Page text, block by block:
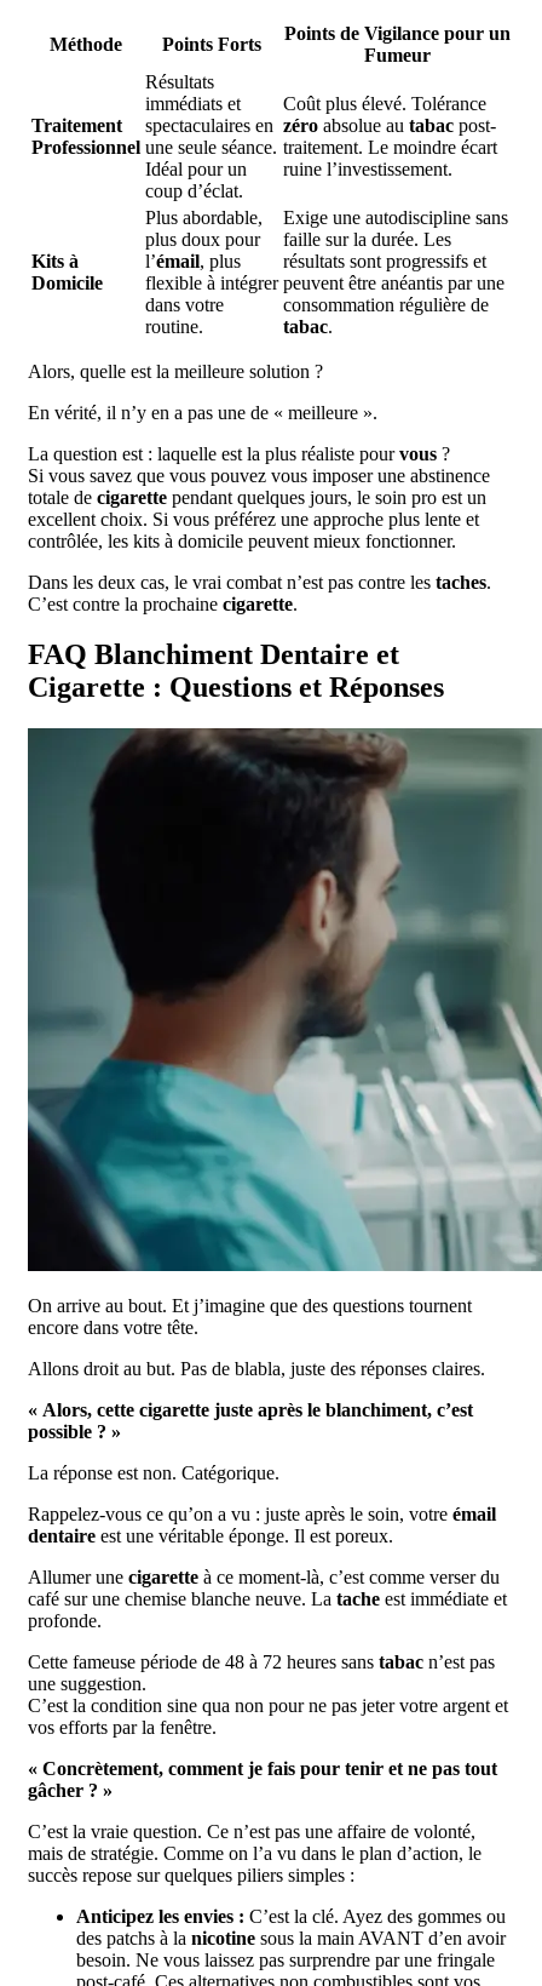
Méthode Points Forts
Points de Vigilance pour un
Fumeur
Traitement
Professionnel
Résultats
immédiats et
spectaculaires en
une seule séance.
Idéal pour un
coup d’éclat.
Coût plus élevé. Tolérance
zéro absolue au tabac post-
traitement. Le moindre écart
ruine l’investissement.
Kits à
Domicile
Plus abordable,
plus doux pour
l’émail, plus
flexible à intégrer
dans votre
routine.
Exige une autodiscipline sans
faille sur la durée. Les
résultats sont progressifs et
peuvent être anéantis par une
consommation régulière de
tabac.
Alors, quelle est la meilleure solution ?
En vérité, il n’y en a pas une de « meilleure ».
La question est : laquelle est la plus réaliste pourvous ?
Si vous savez que vous pouvez vous imposer une abstinence
totale de cigarette pendant quelques jours, le soin pro est un
excellent choix. Si vous préférez une approche plus lente et
contrôlée, les kits à domicile peuvent mieux fonctionner.
Dans les deux cas, le vrai combat n’est pas contre les taches.
C’est contre la prochaine cigarette.
FAQ Blanchiment Dentaire et
Cigarette : Questions et Réponses
On arrive au bout. Et j’imagine que des questions tournent
encore dans votre tête.
Allons droit au but. Pas de blabla, juste des réponses claires.
« Alors, cette cigarette juste après le blanchiment, c’est
possible ? »
La réponse est non. Catégorique.
Rappelez-vous ce qu’on a vu : juste après le soin, votre émail
dentaire est une véritable éponge. Il est poreux.
Allumer une cigarette à ce moment-là, c’est comme verser du
café sur une chemise blanche neuve. La tache est immédiate et
profonde.
Cette fameuse période de 48 à 72 heures sans tabac n’est pas
une suggestion.
C’est la condition sine qua non pour ne pas jeter votre argent et
vos efforts par la fenêtre.
« Concrètement, comment je fais pour tenir et ne pas tout
gâcher ? »
C’est la vraie question. Ce n’est pas une affaire de volonté,
mais de stratégie. Comme on l’a vu dans le plan d’action, le
succès repose sur quelques piliers simples :
Anticipez les envies : C’est la clé. Ayez des gommes ou
des patchs à la nicotine sous la main AVANT d’en avoir
besoin. Ne vous laissez pas surprendre par une fringale